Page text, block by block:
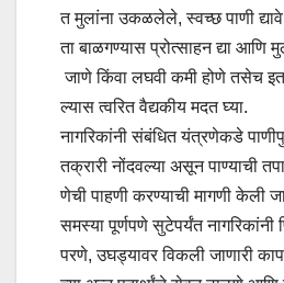
त मुलांना उकळलेले, स्वच्छ पाणी
ता बाळगण्यास प्रोत्साहन द्या आणि
जाणे किंवा लघवी कमी होणे तसेच
ल्यास त्वरित वैद्यकीय मदत घ्या.
नागरिकांनी संबंधित यंत्रणेकडे
तक्रारी नोंदवल्या असून पाण्याची
णेची पाहणी करण्याची मागणी केली
समस्या पूर्णपणे सुटेपर्यंत नागरिकांनी
परणे, उघड्यावर विकली जाणारी